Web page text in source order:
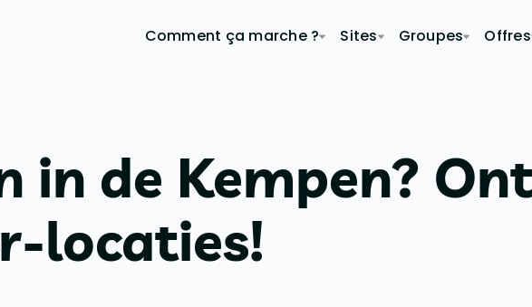
Comment ça marche ? Sites Groupes Offres
in de Kempen?
locaties!